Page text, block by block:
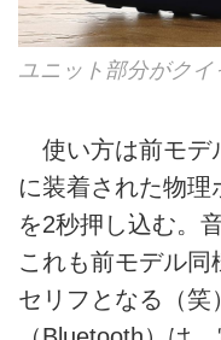
ユニット部分がク
使い方は前モデ
に装着された物理
を2秒押し込む。
これも前モデル
セリフとなる（笑